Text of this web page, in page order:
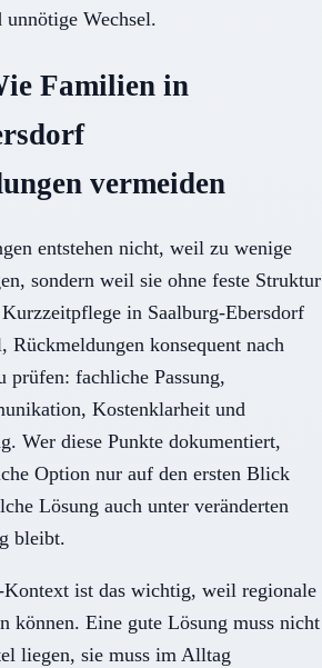
unnötige Wechsel.
Familien in
vermeiden
entstehen nicht, weil zu wenige
sondern weil sie ohne feste Struktur
in Saalburg-Ebersdorf
Rückmeldungen konsequent nach
prüfen: fachliche Passung,
Kostenklarheit und
Wer diese Punkte dokumentiert,
Option nur auf den ersten Blick
Lösung auch unter veränderten
bleibt.
ist das wichtig, weil regionale
können. Eine gute Lösung muss nicht
liegen, sie muss im Alltag